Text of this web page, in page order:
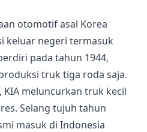
otomotif asal Korea
keluar negeri termasuk
pada tahun 1944,
truk tiga roda saja.
KIA meluncurkan truk kecil
Selang tujuh tahun
masuk di Indonesia